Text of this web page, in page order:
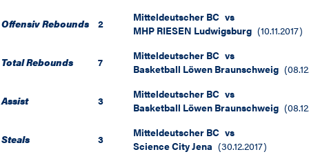
Offensiv Rebounds 2 Mitteldeutscher BC vs
MHP RIESEN Ludwigsburg (10.11.2017)
Total Rebounds 7 Mitteldeutscher BC vs
Basketball Löwen Braunschweig (
Assist 3 Mitteldeutscher BC vs
Basketball Löwen Braunschweig (
Steals 3 Mitteldeutscher BC vs
Science City Jena (30.12.2017)